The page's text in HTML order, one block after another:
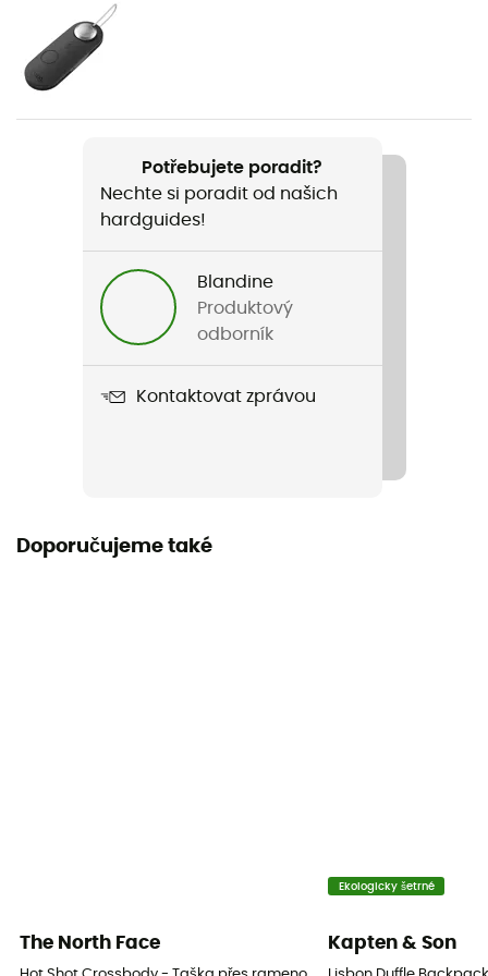
Pohlaví
Pánské / Dámské
Hmotnost
Název produktu
Transporter 65
Nepromokavost
Odpuzovač vody
Potřebujete poradit?
Nechte si poradit od našich
hardguides!
Blandine
Produktový
odborník
Kontaktovat zprávou
Doporučujeme také
The North Face
Ekologicky šetrné
Kapten & Son